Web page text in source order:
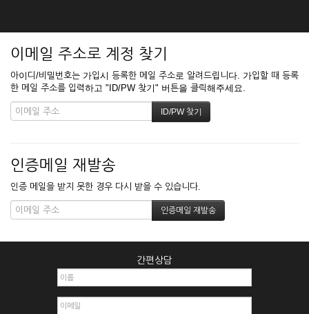
이메일 주소로 계정 찾기
아이디/비밀번호는 가입시 등록한 메일 주소로 알려드립니다. 가입할 때 등록
한 메일 주소를 입력하고 "ID/PW 찾기" 버튼을 클릭해주세요.
인증메일 재발송
인증 메일을 받지 못한 경우 다시 받을 수 있습니다.
간편상담